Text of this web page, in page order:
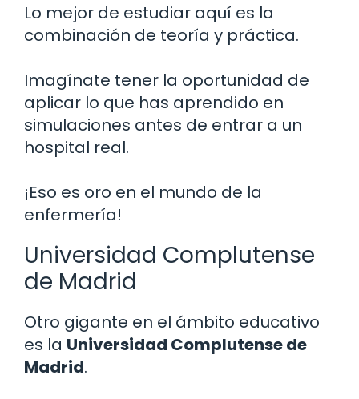
Lo mejor de estudiar aquí es la
combinación de teoría y práctica.
Imagínate tener la oportunidad de
aplicar lo que has aprendido en
simulaciones antes de entrar a un
hospital real.
¡Eso es oro en el mundo de la
enfermería!
Universidad Complutense
de Madrid
Otro gigante en el ámbito educativo
es la Universidad Complutense de
Madrid.